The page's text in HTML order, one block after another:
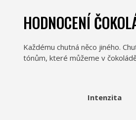
HODNOCENÍ
Každému chutná něco jiného.
tónům, které můžeme v
Intenzita